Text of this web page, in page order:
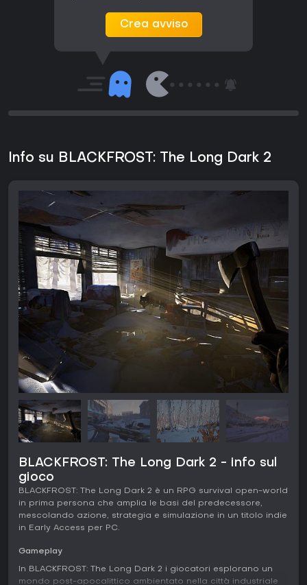
Crea avviso
Info su BLACKFROST: The Long Dark 2
BLACKFROST: The Long Dark 2 - info sul
gioco
BLACKFROST: The Long Dark 2 è un RPG survival open-world
in prima persona che amplia le basi del predecessore,
mescolando azione, strategia e simulazione in un titolo indie
in Early Access per PC.
Gameplay
In BLACKFROST: The Long Dark 2 i giocatori esplorano un
mondo post-apocalittico ambientato nella città industriale